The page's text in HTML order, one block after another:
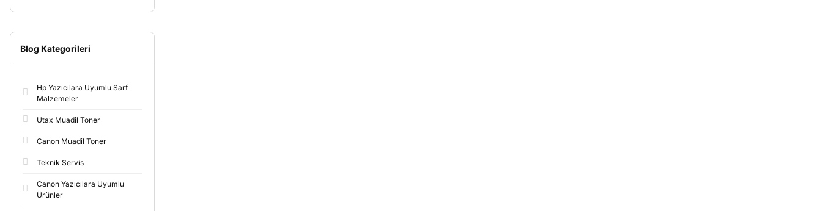
Blog Kategorileri
Hp Yazıcılara Uyumlu Sarf
Malzemeler
Utax Muadil Toner
Canon Muadil Toner
Teknik Servis
Canon Yazıcılara Uyumlu
Ürünler